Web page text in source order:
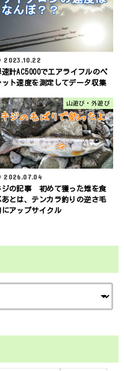
2023.10.22
速計AC5000でエアライフルのペ
ット速度を測定してデータ収集
山遊び・外遊び
2026.07.04
ジの記事 初めて獲った雉を食
あとは、テンカラ釣りの逆さ毛
にアップサイクル